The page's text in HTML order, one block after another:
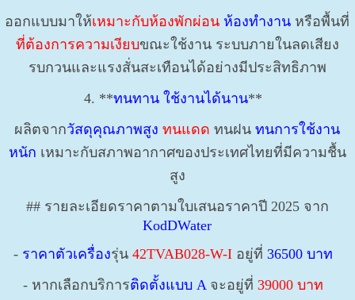
ออกแบบมาให้เหมาะกับห้องพักผ่อน ห้องทำงาน หรือพื้นที่
ที่ต้องการความเงียบขณะใช้งาน ระบบภายในลดเสียง
รบกวนและแรงสั่นสะเทือนได้อย่างมีประสิทธิภาพ
4. **ทนทาน ใช้งานได้นาน**
ผลิตจากวัสดุคุณภาพสูง ทนแดด ทนฝนทนการใช้งาน
หนัก เหมาะกับสภาพอากาศของประเทศไทยที่มีความชื้น
สูง
## รายละเอียดราคาตามใบเสนอราคาปี 2025 จาก
KodDWater
- ราคาตัวเครื่องรุ่น42TVAB028-W-I อยู่ที่36500 บาท
- หากเลือกบริการติดตั้งแบบ Aจะอยู่ที่39000 บาท